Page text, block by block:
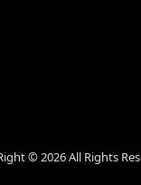
©2026 All Rights